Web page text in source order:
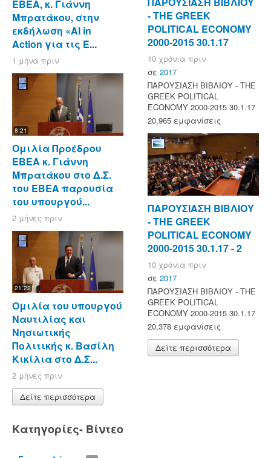
ΕΒΕΑ, κ. Γιάννη
Μπρατάκου, στην
εκδήλωση «AI in
Action για τις Ε...
1 μήνα πριν
8:21
Ομιλία Προέδρου
ΕΒΕΑ κ. Γιάννη
Μπρατάκου στο Δ.Σ.
του ΕΒΕΑ παρουσία
του υπουργού...
2 μήνες πριν
21:22
Ομιλία του υπουργού
Ναυτιλίας και
Νησιωτικής
Πολιτικής κ. Βασίλη
Κικίλια στο Δ.Σ...
2 μήνες πριν
Δείτε περισσότερα
Κατηγορίες- Βίντεο
- ΤΗΕ GREEK
POLITICAL ECONOMY
2000-2015 30.1.17
10 χρόνια πριν
σε 2017
ΠΑΡΟΥΣΙΑΣΗ ΒΙΒΛΙΟΥ - ΤΗΕ
GREEK POLITICAL
ECONOMY 2000-2015 30.1.17
20,965 εμφανίσεις
ΠΑΡΟΥΣΙΑΣΗ ΒΙΒΛΙΟΥ
- ΤΗΕ GREEK
POLITICAL ECONOMY
2000-2015 30.1.17 - 2
10 χρόνια πριν
σε 2017
ΠΑΡΟΥΣΙΑΣΗ ΒΙΒΛΙΟΥ - ΤΗΕ
GREEK POLITICAL
ECONOMY 2000-2015 30.1.17
20,378 εμφανίσεις
Δείτε περισσότερα